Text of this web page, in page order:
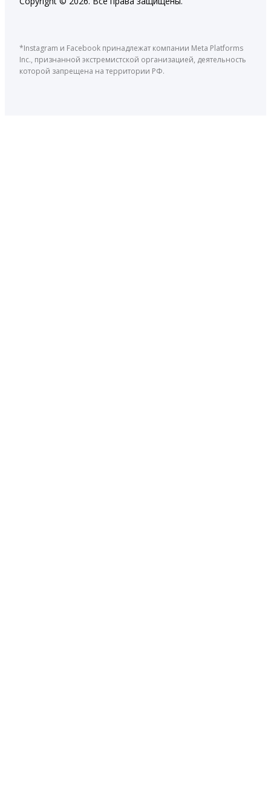
*Instagram и Facebook принадлежат компании Meta Platforms
Inc., признанной экстремистской организацией, деятельность
которой запрещена на территории РФ.